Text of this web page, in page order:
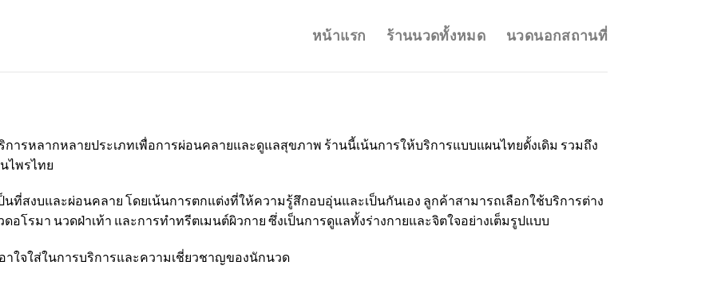
หน้าแรก ร้านนวดทั้งหมด นวดนอกสถานที่
ารหลากหลายประเภทเพื่อการผ่อนคลายและดูแลสุขภาพ ร้านนี้เน้นการให้บริการแบบแผนไทยดั้งเดิม รวมถึง
ไพรไทย
ที่สงบและผ่อนคลาย โดยเน้นการตกแต่งที่ให้ความรู้สึกอบอุ่นและเป็นกันเอง ลูกค้าสามารถเลือกใช้บริการต่าง
อโรมา นวดฝ่าเท้า และการทำทรีตเมนต์ผิวกาย ซึ่งเป็นการดูแลทั้งร่างกายและจิตใจอย่างเต็มรูปแบบ
าใจใส่ในการบริการและความเชี่ยวชาญของนักนวด